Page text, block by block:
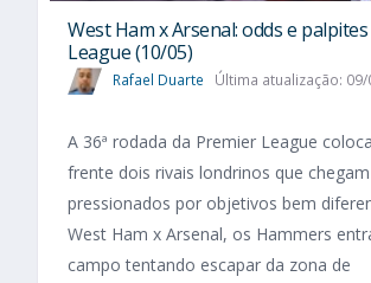
West Ham x Arsenal: odds e
League (10/05)
Rafael Duarte Última atualização:
A 36ª rodada da Premier League
frente dois rivais londrinos que chegam
pressionados por objetivos bem
West Ham x Arsenal, os Hammers
campo tentando escapar da zona de